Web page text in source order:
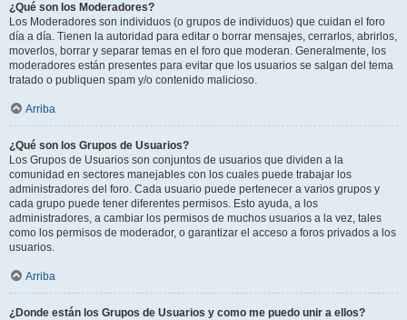
¿Qué son los Moderadores?
Los Moderadores son individuos (o grupos de individuos) que cuidan el foro
día a día. Tienen la autoridad para editar o borrar mensajes, cerrarlos, abrirlos,
moverlos, borrar y separar temas en el foro que moderan. Generalmente, los
moderadores están presentes para evitar que los usuarios se salgan del tema
tratado o publiquen spam y/o contenido malicioso.
Arriba
¿Qué son los Grupos de Usuarios?
Los Grupos de Usuarios son conjuntos de usuarios que dividen a la
comunidad en sectores manejables con los cuales puede trabajar los
administradores del foro. Cada usuario puede pertenecer a varios grupos y
cada grupo puede tener diferentes permisos. Esto ayuda, a los
administradores, a cambiar los permisos de muchos usuarios a la vez, tales
como los permisos de moderador, o garantizar el acceso a foros privados a los
usuarios.
Arriba
¿Donde están los Grupos de Usuarios y como me puedo unir a ellos?